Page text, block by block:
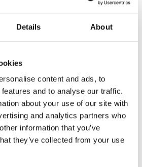
Details About
content and ads, to
and to analyse our traffic.
about your use of our site with
and analytics partners who
information that you’ve
they’ve collected from your use